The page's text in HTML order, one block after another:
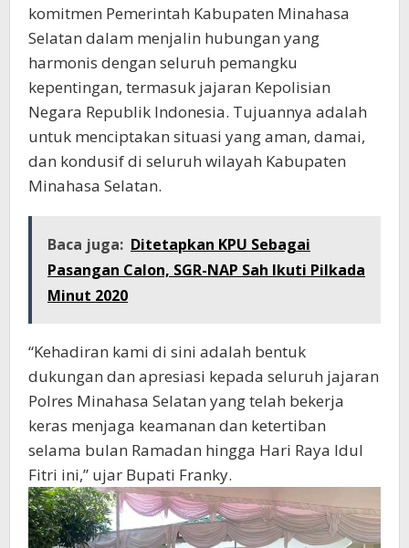
komitmen Pemerintah Kabupaten Minahasa
Selatan dalam menjalin hubungan yang
harmonis dengan seluruh pemangku
kepentingan, termasuk jajaran Kepolisian
Negara Republik Indonesia. Tujuannya adalah
untuk menciptakan situasi yang aman, damai,
dan kondusif di seluruh wilayah Kabupaten
Minahasa Selatan.
Baca juga: Ditetapkan KPU Sebagai
Pasangan Calon, SGR-NAP Sah Ikuti Pilkada
Minut 2020
“Kehadiran kami di sini adalah bentuk
dukungan dan apresiasi kepada seluruh jajaran
Polres Minahasa Selatan yang telah bekerja
keras menjaga keamanan dan ketertiban
selama bulan Ramadan hingga Hari Raya Idul
Fitri ini,” ujar Bupati Franky.